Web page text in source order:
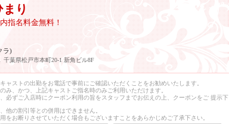
り
指名料金無料！
ラ)
千葉県松戸市本町20-1 新角ビル8F
ャストの出勤をお電話で事前にご確認いただくことをお勧めいたします。
み、かつ、上記キャストご指名時のみご利用いただけます。
必ずご入店時にクーポン利用の旨をスタッフまでお伝えの上、クーポンをご 提示下
他の割引等との併用はできません。
をお断りさせていただく場合もございますことをあらかじめご了承下さい。